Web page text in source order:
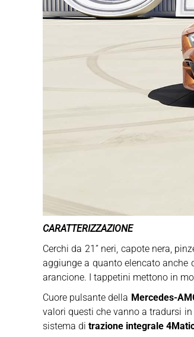
CARATTERIZZAZIONE
Cerchi da 21” neri, capote nera,
aggiunge a quanto elencato anche
arancione. I tappetini mettono in
Cuore pulsante della Mercedes-
valori questi che vanno a tradursi
sistema di trazione integrale